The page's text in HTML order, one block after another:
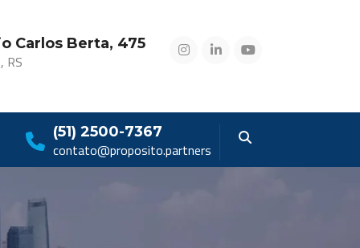
Carlos Berta, 475
RS
(51) 2500-7367
contato@proposito.partners